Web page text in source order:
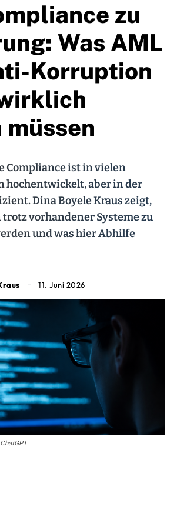
zu
Was AML
Korruption
Compliance ist in vielen
hochentwickelt, aber in der
Dina Boyele Kraus zeigt,
vorhandener Systeme zu
und was hier Abhilfe
11. Juni 2026